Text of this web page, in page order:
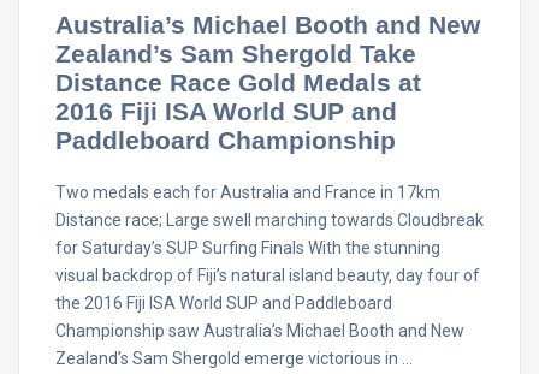
Australia’s Michael Booth and New
Zealand’s Sam Shergold Take
Distance Race Gold Medals at
2016 Fiji ISA World SUP and
Paddleboard Championship
Two medals each for Australia and France in 17km
Distance race; Large swell marching towards Cloudbreak
for Saturday’s SUP Surfing Finals With the stunning
visual backdrop of Fiji’s natural island beauty, day four of
the 2016 Fiji ISA World SUP and Paddleboard
Championship saw Australia’s Michael Booth and New
Zealand’s Sam Shergold emerge victorious in …